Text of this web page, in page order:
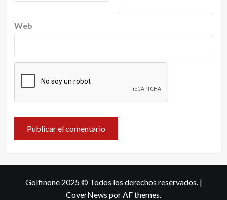
Web
Golfinone 2025 © Todos los derechos reservados. |
CoverNews por AF themes.